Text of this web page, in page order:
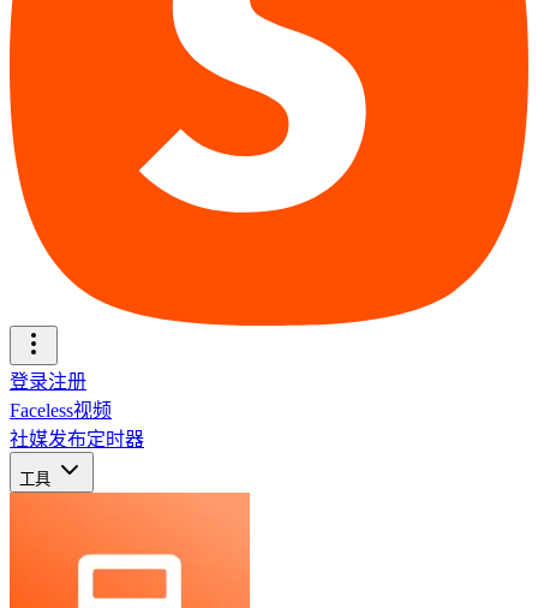
登录注册
Faceless视频
社媒发布定时器
工具